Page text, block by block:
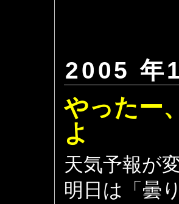
2005 年
やったー
よ
天気予報が
明日は「曇